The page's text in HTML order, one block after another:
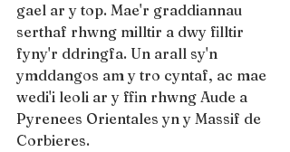
gael ar y top. Mae'r graddiannau
serthaf rhwng milltir a dwy filltir
fyny'r ddringfa. Un arall sy'n
ymddangos am y tro cyntaf, ac mae
wedi'i leoli ar y ffin rhwng Aude a
Pyrenees Orientales yn y Massif de
Corbieres.